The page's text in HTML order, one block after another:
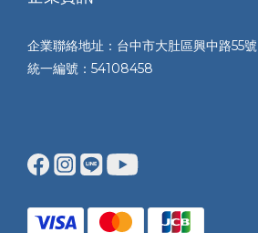
企業聯絡地址：台中市大肚區興中路55號
統一編號：54108458